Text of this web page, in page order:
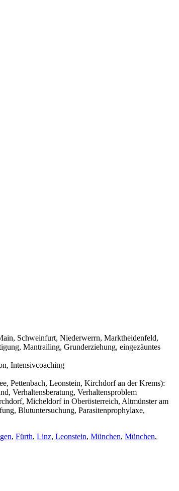
Schweinfurt, Niederwerrn, Marktheidenfeld,
Mantrailing, Grunderziehung, eingezäuntes
Intensivcoaching
Pettenbach, Leonstein, Kirchdorf an der Krems):
Verhaltensberatung, Verhaltensproblem
Micheldorf in Oberösterreich, Altmünster am
Blutuntersuchung, Parasitenprophylaxe,
, Fürth, Linz, Leonstein, München, München,